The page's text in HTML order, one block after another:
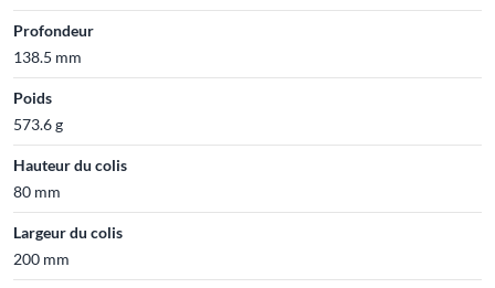
Profondeur
138.5 mm
Poids
573.6 g
Hauteur du colis
80 mm
Largeur du colis
200 mm